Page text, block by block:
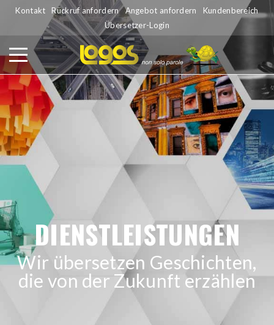
Kontakt Rückruf anfordern Angebot anfordern
Kundenbereich
Übersetzer-Login
DIENSTLEISTUNGEN
Wir übersetzen Geschichten,
die von der Zukunft erzählen